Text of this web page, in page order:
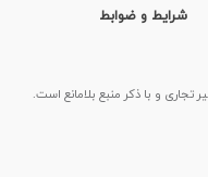
شرایط و ضوابط
تجاری و با ذکر منبع بلامانع است.